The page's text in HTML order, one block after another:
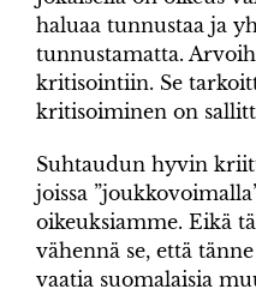
haluaa tunnustaa ja
tunnustamatta.
kritisointiin. Se
kritisoiminen on
Suhtaudun hyvin
joissa
oikeuksiamme. Eikä
vähennä se, että
vaatia suomalaisia